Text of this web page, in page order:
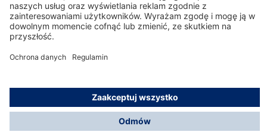
O nas
Korzystanie ze sklepu
© Dräger Polska Sp. z o.o., 2025
*Wszystkie ceny bez VAT, na warunkach opisanych w